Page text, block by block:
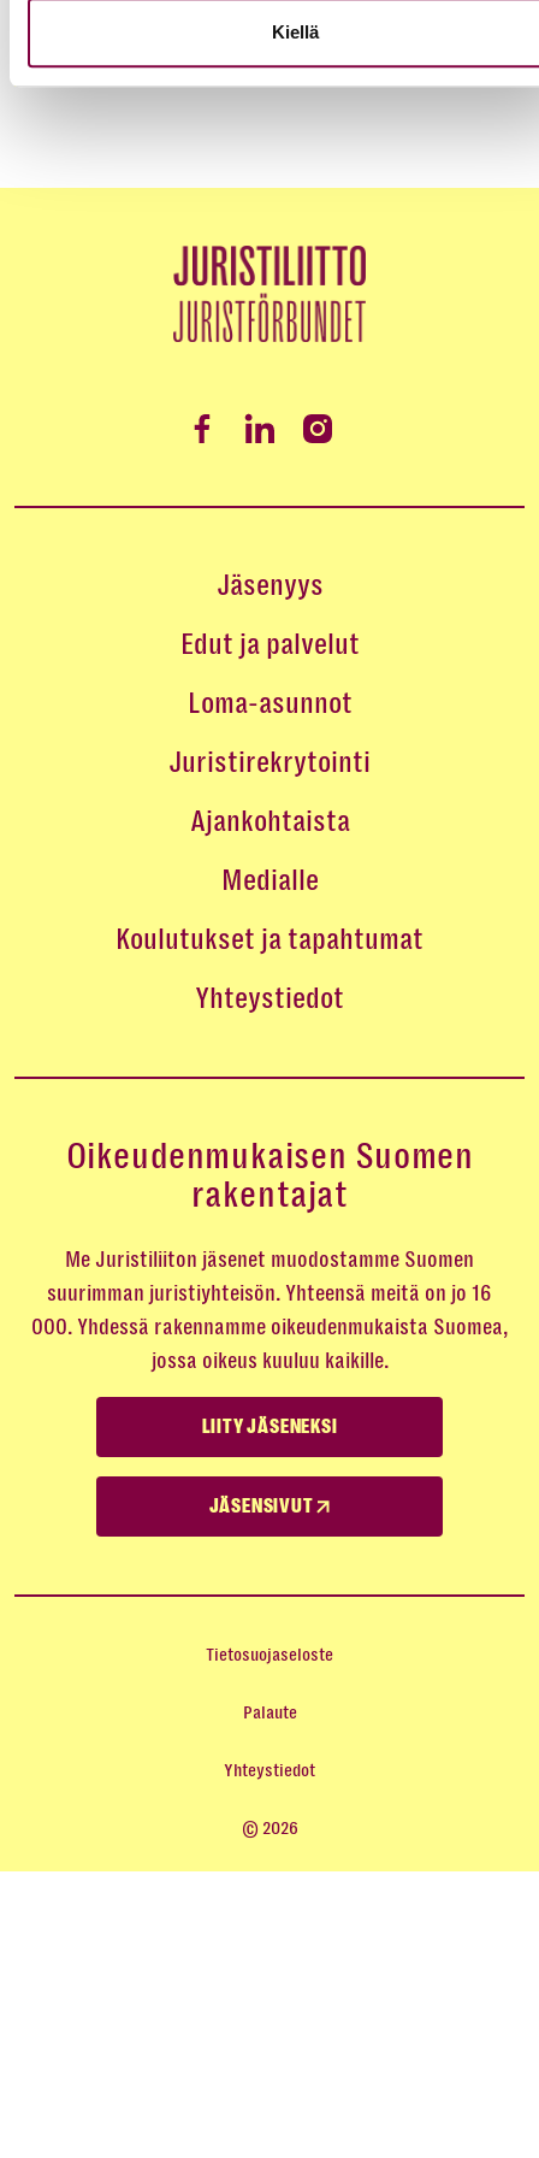
Kiellä
Edunvalvonta
Jäsenyys
Edut ja palvelut
Loma-asunnot
Juristirekrytointi
Ajankohtaista
Medialle
Koulutukset ja tapahtumat
Yhteystiedot
Oikeudenmukaisen Suomen
rakentajat
Me Juristiliiton jäsenet muodostamme Suomen
suurimman juristiyhteisön. Yhteensä meitä on jo 16
000. Yhdessä rakennamme oikeudenmukaista Suomea,
jossa oikeus kuuluu kaikille.
LIITY JÄSENEKSI
JÄSENSIVUT
Tietosuojaseloste
Palaute
Yhteystiedot
© 2026